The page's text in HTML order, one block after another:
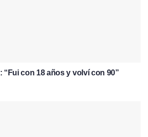
“Fui con 18 años y volví con 90”